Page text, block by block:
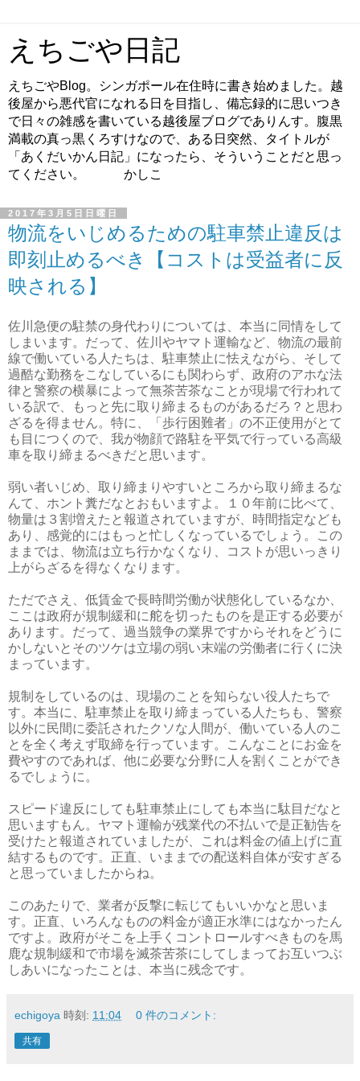
えちごや日記
えちごやBlog。シンガポール在住時に書き始めました。越
後屋から悪代官になれる日を目指し、備忘録的に思いつき
で日々の雑感を書いている越後屋ブログでありんす。腹黒
満載の真っ黒くろすけなので、ある日突然、タイトルが
「あくだいかん日記」になったら、そういうことだと思っ
てください。 かしこ
2017年3月5日日曜日
物流をいじめるための駐車禁止違反は
即刻止めるべき【コストは受益者に反
映される】
佐川急便の駐禁の身代わりについては、本当に同情をして
しまいます。だって、佐川やヤマト運輸など、物流の最前
線で働いている人たちは、駐車禁止に怯えながら、そして
過酷な勤務をこなしているにも関わらず、政府のアホな法
律と警察の横暴によって無茶苦茶なことが現場で行われて
いる訳で、もっと先に取り締まるものがあるだろ？と思わ
ざるを得ません。特に、「歩行困難者」の不正使用がとて
も目につくので、我が物顔で路駐を平気で行っている高級
車を取り締まるべきだと思います。
弱い者いじめ、取り締まりやすいところから取り締まるな
んて、ホント糞だなとおもいますよ。１０年前に比べて、
物量は３割増えたと報道されていますが、時間指定なども
あり、感覚的にはもっと忙しくなっているでしょう。この
ままでは、物流は立ち行かなくなり、コストが思いっきり
上がらざるを得なくなります。
ただでさえ、低賃金で長時間労働が状態化しているなか、
ここは政府が規制緩和に舵を切ったものを是正する必要が
あります。だって、過当競争の業界ですからそれをどうに
かしないとそのツケは立場の弱い末端の労働者に行くに決
まっています。
規制をしているのは、現場のことを知らない役人たちで
す。本当に、駐車禁止を取り締まっている人たちも、警察
以外に民間に委託されたクソな人間が、働いている人のこ
とを全く考えず取締を行っています。こんなことにお金を
費やすのであれば、他に必要な分野に人を割くことができ
るでしょうに。
スピード違反にしても駐車禁止にしても本当に駄目だなと
思いますもん。ヤマト運輸が残業代の不払いで是正勧告を
受けたと報道されていましたが、これは料金の値上げに直
結するものです。正直、いままでの配送料自体が安すぎる
と思っていましたからね。
このあたりで、業者が反撃に転じてもいいかなと思いま
す。正直、いろんなものの料金が適正水準にはなかったん
ですよ。政府がそこを上手くコントロールすべきものを馬
鹿な規制緩和で市場を滅茶苦茶にしてしまってお互いつぶ
しあいになったことは、本当に残念です。
echigoya 時刻: 11:04 0 件のコメント:
共有